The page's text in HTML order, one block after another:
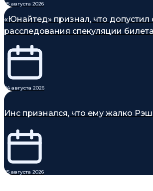
05 августа 2026
«Юнайтед» признал, что
расследования спекуляции
04 августа 2026
Инс признался, что ему жалко
05 августа 2026